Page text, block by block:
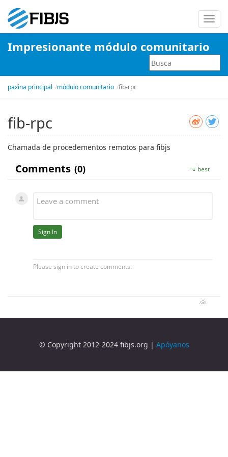
Impresionante módulo comunitario
paxina principal módulo comunitario fib-rpc
fib-rpc
Chamada de procedementos remotos para fibjs
© Copyright 2012-2024 fibjs.org | Apóyanos